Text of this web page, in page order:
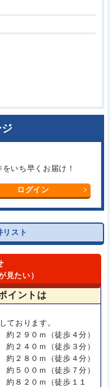
をいち早くお届け！
ログイン
リスト
見たい）
イントは
ております。
０ｍ（徒歩４分）
２４０ｍ（徒歩３分）
ｍ（徒歩４分）
ｍ（徒歩７分）
０ｍ（徒歩１１